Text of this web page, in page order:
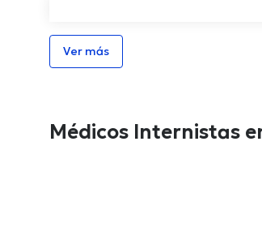
Ver más
Médicos Internistas